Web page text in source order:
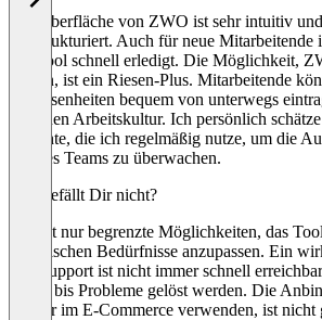
Die Oberfläche von ZWO ist sehr intuitiv
gut strukturiert. Auch für neue
das Tool schnell erledigt. Die Möglichkeit,
nutzen, ist ein Riesen-Plus. Mitarbeitende
Abwesenheiten bequem von unterwegs
hybriden Arbeitskultur. Ich persönlich
Berichte, die ich regelmäßig nutze, um die
unseres Teams zu überwachen.
Was gefällt Dir nicht?
Es gibt nur begrenzte Möglichkeiten, das
spezifischen Bedürfnisse anzupassen. Ein
Der Support ist nicht immer schnell
lange, bis Probleme gelöst werden. Die
die wir im E-Commerce verwenden, ist nicht